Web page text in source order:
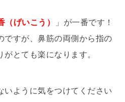
（げいこう）
」が一番です！
ですが、鼻筋の両側から指の
とても楽になります。
いように気をつけてください